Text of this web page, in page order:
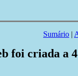
Sumário |
foi criada a